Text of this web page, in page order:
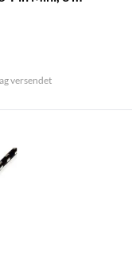
versendet